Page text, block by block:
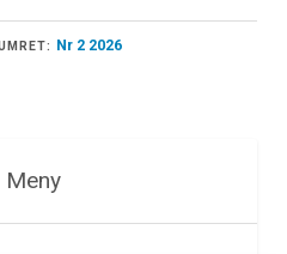
Nr 2 2026
Meny